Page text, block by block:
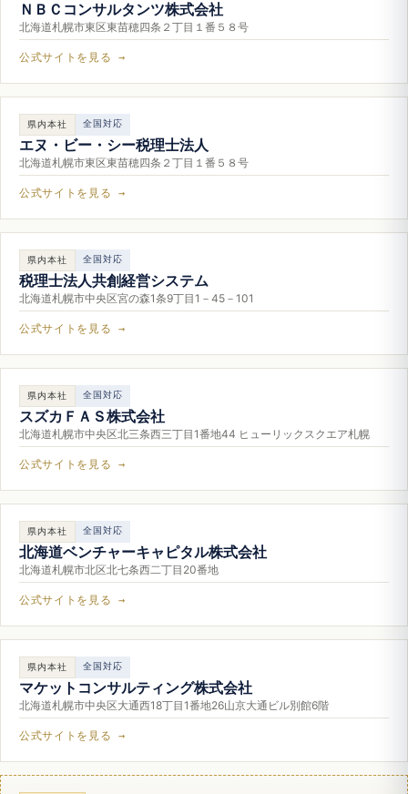
ＮＢＣコンサルタンツ株式会社
北海道札幌市東区東苗穂四条２丁目１番５８号
公式サイトを見る →
県内本社 全国対応
エヌ・ビー・シー税理士法人
北海道札幌市東区東苗穂四条２丁目１番５８号
公式サイトを見る →
県内本社 全国対応
税理士法人共創経営システム
北海道札幌市中央区宮の森1条9丁目1－45－101
公式サイトを見る →
県内本社 全国対応
スズカＦＡＳ株式会社
北海道札幌市中央区北三条西三丁目1番地44 ヒューリックスクエア札幌
公式サイトを見る →
県内本社 全国対応
北海道ベンチャーキャピタル株式会社
北海道札幌市北区北七条西二丁目20番地
公式サイトを見る →
県内本社 全国対応
マケットコンサルティング株式会社
北海道札幌市中央区大通西18丁目1番地26山京大通ビル別館6階
公式サイトを見る →